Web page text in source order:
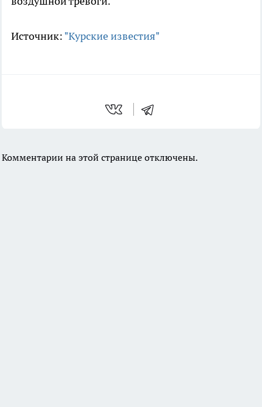
Источник: "Курские известия"
Комментарии на этой странице отключены.